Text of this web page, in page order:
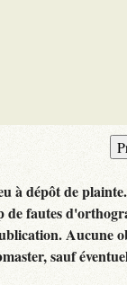
à dépôt de
de fautes
Aucune
sauf